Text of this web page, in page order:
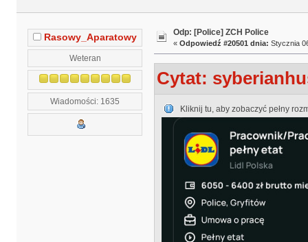
Rasowy_Aparatowy
Weteran
Wiadomości: 1635
Odp: [Police] ZCH Police
« Odpowiedź #20501 dnia: Stycznia
Cytat:
Kliknij tu, aby zobaczyć pełny